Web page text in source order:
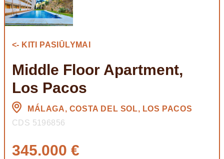
<- KITI PASIŪLYMAI
Middle Floor Apartment,
Los Pacos
MÁLAGA, COSTA DEL SOL, LOS PACOS
CDS 5196856
345.000 €